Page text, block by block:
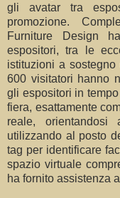
gli avatar tra
promozione.
Furniture Design
espositori, tra le
istituzioni a
600 visitatori hanno
gli espositori in
fiera, esattamente
reale,
utilizzando al posto
tag per identificare
spazio virtuale
ha fornito assistenza